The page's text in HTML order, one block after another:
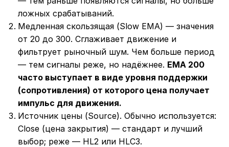
ложных срабатываний.
Медленная скользящая (Slow EMA) — значения
от 20 до 300. Сглаживает движение и
фильтрует рыночный шум. Чем больше период
— тем сигналы реже, но надёжнее. EMA 200
часто выступает в виде уровня поддержки
(сопротивления) от которого цена получает
импульс для движения.
Источник цены (Source). Обычно используется:
Close (цена закрытия) — стандарт и лучший
выбор; реже — HL2 или HLC3.